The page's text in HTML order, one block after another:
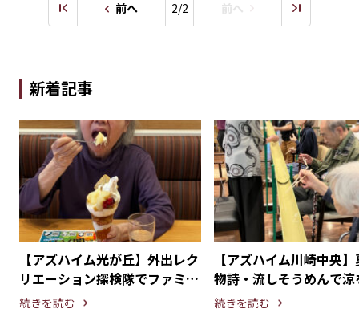
前へ 2/2 前へ
新着記事
【アズハイム光が丘】外出レク
リエーション探検隊でファミリ
ーレストランを満喫！
続きを読む
【アズハイム川崎中央
物詩・流しそうめんで涼
るひととき
続きを読む